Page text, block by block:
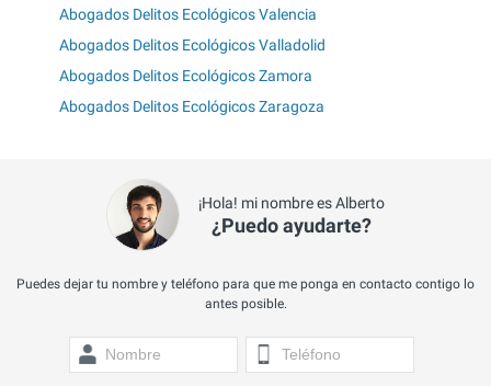
Abogados Delitos Ecológicos Valencia
Abogados Delitos Ecológicos Valladolid
Abogados Delitos Ecológicos Zamora
Abogados Delitos Ecológicos Zaragoza
¡Hola! mi nombre es Alberto
¿Puedo ayudarte?
Puedes dejar tu nombre y teléfono para que me ponga en contacto contigo lo
antes posible.